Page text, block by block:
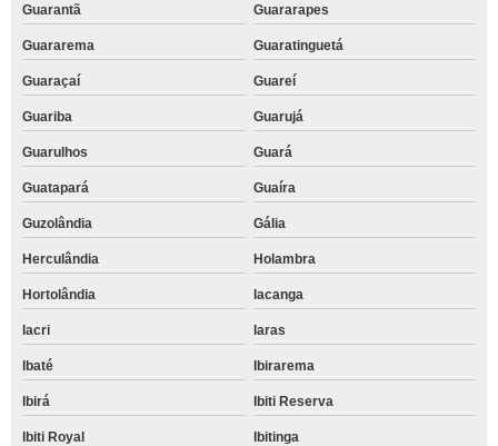
Guarantã Guararapes
Guararema Guaratinguetá
Guaraçaí Guareí
Guariba Guarujá
Guarulhos Guará
Guatapará Guaíra
Guzolândia Gália
Herculândia Holambra
Hortolândia Iacanga
Iacri Iaras
Ibaté Ibirarema
Ibirá Ibiti Reserva
Ibiti Royal Ibitinga